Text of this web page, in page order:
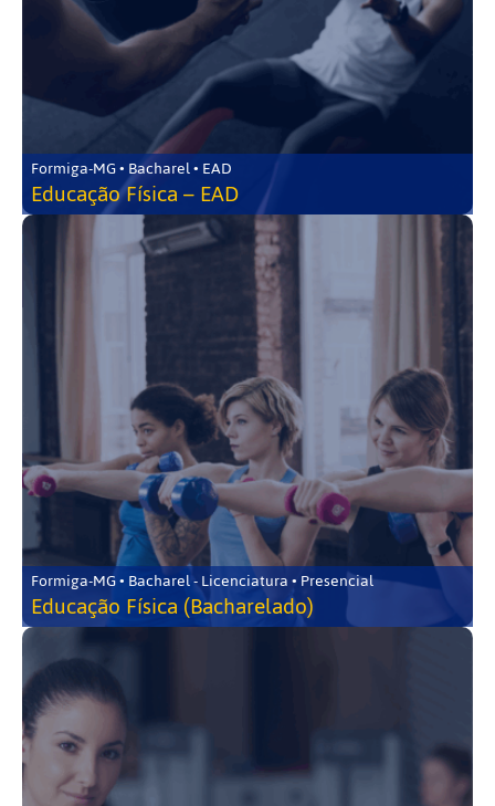
Formiga-MG • Bacharel • EAD
Educação Física – EAD
Formiga-MG • Bacharel - Licenciatura • Presencial
Educação Física (Bacharelado)